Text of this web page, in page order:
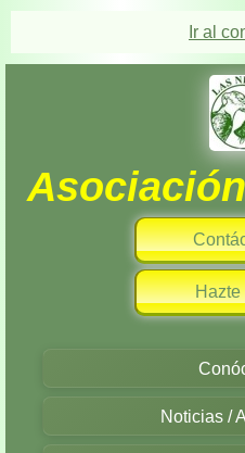
Ir al
Hazte
Noticias /